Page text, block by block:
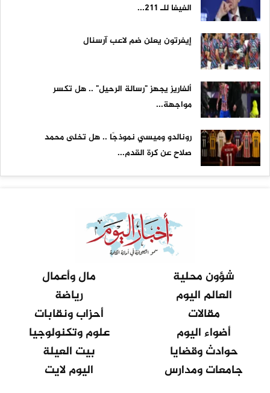
الفيفا للـ 211...
إيفرتون يعلن ضم لاعب آرسنال
ألفاريز يجهز "رسالة الرحيل" .. هل تكسر
مواجهة...
رونالدو وميسي نموذجًا .. هل تخلى محمد
صلاح عن كرة القدم...
شؤون محلية
مال وأعمال
العالم اليوم
رياضة
مقالات
أحزاب ونقابات
أضواء اليوم
علوم وتكنولوجيا
حوادث وقضايا
بيت العيلة
جامعات ومدارس
اليوم لايت